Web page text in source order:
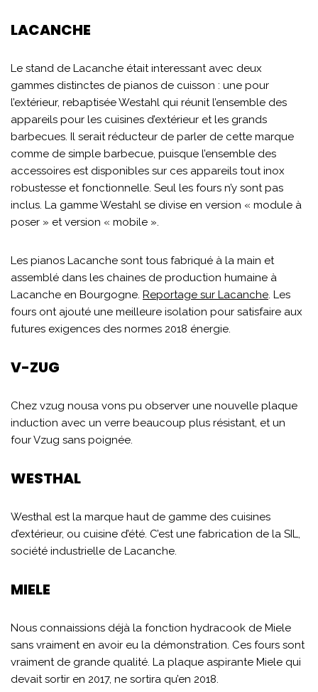
LACANCHE
Le stand de Lacanche était interessant avec deux
gammes distinctes de pianos de cuisson : une pour
l’extérieur, rebaptisée Westahl qui réunit l’ensemble des
appareils pour les cuisines d’extérieur et les grands
barbecues. Il serait réducteur de parler de cette marque
comme de simple barbecue, puisque l’ensemble des
accessoires est disponibles sur ces appareils tout inox
robustesse et fonctionnelle. Seul les fours n’y sont pas
inclus. La gamme Westahl se divise en version « module à
poser » et version « mobile ».
Les pianos Lacanche sont tous fabriqué à la main et
assemblé dans les chaines de production humaine à
Lacanche en Bourgogne. Reportage sur Lacanche. Les
fours ont ajouté une meilleure isolation pour satisfaire aux
futures exigences des normes 2018 énergie.
V-ZUG
Chez vzug nousa vons pu observer une nouvelle plaque
induction avec un verre beaucoup plus résistant, et un
four Vzug sans poignée.
WESTHAL
Westhal est la marque haut de gamme des cuisines
d’extérieur, ou cuisine d’été. C’est une fabrication de la SIL,
société industrielle de Lacanche.
MIELE
Nous connaissions déjà la fonction hydracook de Miele
sans vraiment en avoir eu la démonstration. Ces fours sont
vraiment de grande qualité. La plaque aspirante Miele qui
devait sortir en 2017, ne sortira qu’en 2018.